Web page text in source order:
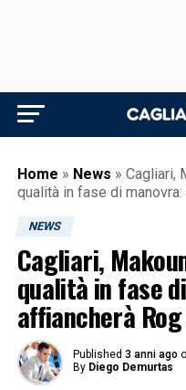
Home » News » Cagliari,
qualità in fase di
NEWS
Cagliari,
qualità in fase
affiancherà
Published 3 anni ago
By Diego Demurtas